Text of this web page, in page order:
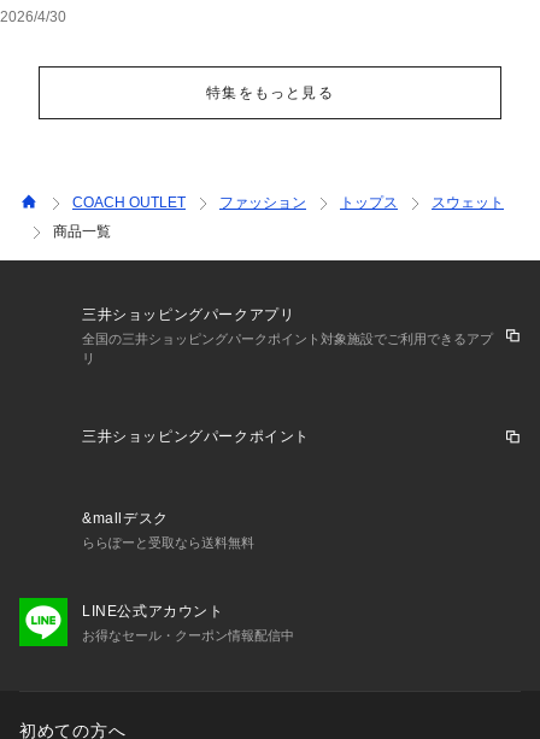
トおすすめブランド特集
2026/4/30
特集をもっと見る
COACH OUTLET ファッション トップス
スウェット
商品一覧
三井ショッピングパークアプリ
全国の三井ショッピングパークポイント対象施設でご利用できるアプ
リ
三井ショッピングパークポイント
&mallデスク
ららぽーと受取なら送料無料
LINE公式アカウント
お得なセール・クーポン情報配信中
初めての方へ